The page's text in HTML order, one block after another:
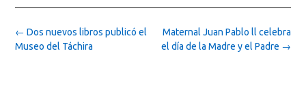
Post
navigation
Maternal Juan Pablo ll celebra
el día de la Madre y el Padre →
← Dos nuevos libros publicó el
Museo del Táchira